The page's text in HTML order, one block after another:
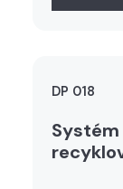
DP 018